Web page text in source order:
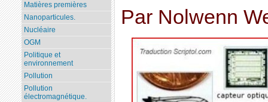
Par Nolwenn
Matières premières
Nanoparticules.
Nucléaire
OGM
Politique et
environnement
Pollution
Pollution
électromagnétique.